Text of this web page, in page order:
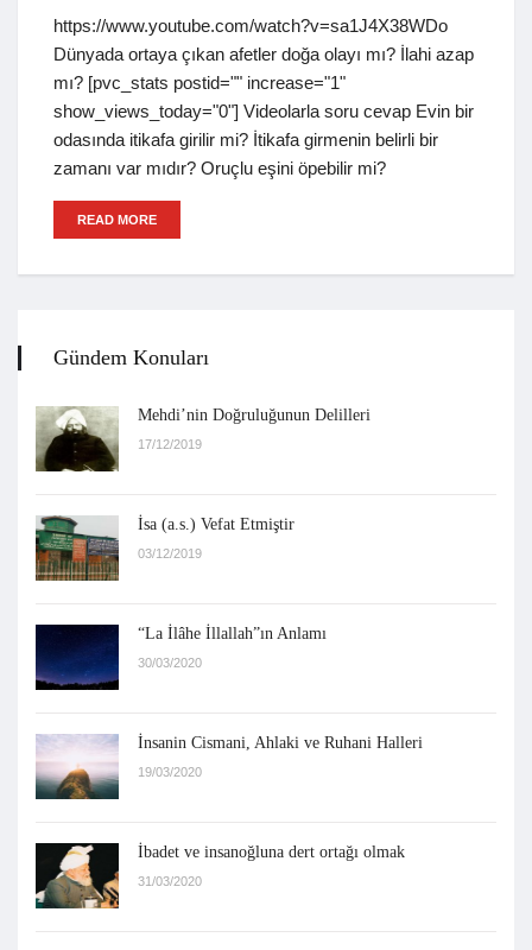
https://www.youtube.com/watch?v=sa1J4X38WDo
Dünyada ortaya çıkan afetler doğa olayı mı? İlahi azap
mı? [pvc_stats postid="" increase="1"
show_views_today="0"] Videolarla soru cevap Evin bir
odasında itikafa girilir mi? İtikafa girmenin belirli bir
zamanı var mıdır? Oruçlu eşini öpebilir mi?
READ MORE
Gündem Konuları
Mehdi’nin Doğruluğunun Delilleri
17/12/2019
İsa (a.s.) Vefat Etmiştir
03/12/2019
“La İlâhe İllallah”ın Anlamı
30/03/2020
İnsanin Cismani, Ahlaki ve Ruhani Halleri
19/03/2020
İbadet ve insanoğluna dert ortağı olmak
31/03/2020